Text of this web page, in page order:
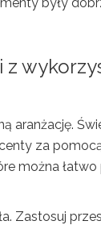
aranżację.
za
można
Zastosuj